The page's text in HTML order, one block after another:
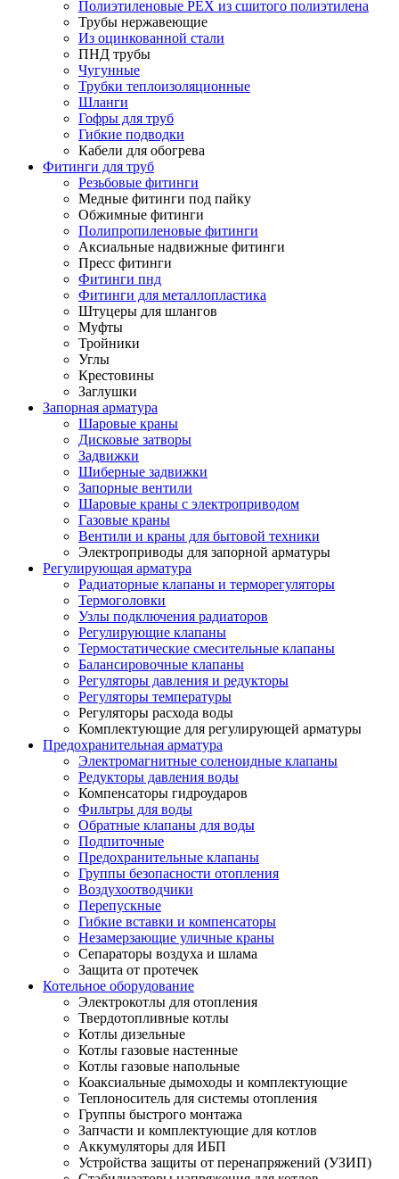
Полиэтиленовые PEX из сшитого полиэтилена
Трубы нержавеющие
Из оцинкованной стали
ПНД трубы
Чугунные
Трубки теплоизоляционные
Шланги
Гофры для труб
Гибкие подводки
Кабели для обогрева
Фитинги для труб
Резьбовые фитинги
Медные фитинги под пайку
Обжимные фитинги
Полипропиленовые фитинги
Аксиальные надвижные фитинги
Пресс фитинги
Фитинги пнд
Фитинги для металлопластика
Штуцеры для шлангов
Муфты
Тройники
Углы
Крестовины
Заглушки
Запорная арматура
Шаровые краны
Дисковые затворы
Задвижки
Шиберные задвижки
Запорные вентили
Шаровые краны с электроприводом
Газовые краны
Вентили и краны для бытовой техники
Электроприводы для запорной арматуры
Регулирующая арматура
Радиаторные клапаны и терморегуляторы
Термоголовки
Узлы подключения радиаторов
Регулирующие клапаны
Термостатические смесительные клапаны
Балансировочные клапаны
Регуляторы давления и редукторы
Регуляторы температуры
Регуляторы расхода воды
Комплектующие для регулирующей арматуры
Предохранительная арматура
Электромагнитные соленоидные клапаны
Редукторы давления воды
Компенсаторы гидроударов
Фильтры для воды
Обратные клапаны для воды
Подпиточные
Предохранительные клапаны
Группы безопасности отопления
Воздухоотводчики
Перепускные
Гибкие вставки и компенсаторы
Незамерзающие уличные краны
Сепараторы воздуха и шлама
Защита от протечек
Котельное оборудование
Электрокотлы для отопления
Твердотопливные котлы
Котлы дизельные
Котлы газовые настенные
Котлы газовые напольные
Коаксиальные дымоходы и комплектующие
Теплоноситель для системы отопления
Группы быстрого монтажа
Запчасти и комплектующие для котлов
Аккумуляторы для ИБП
Устройства защиты от перенапряжений (УЗИП)